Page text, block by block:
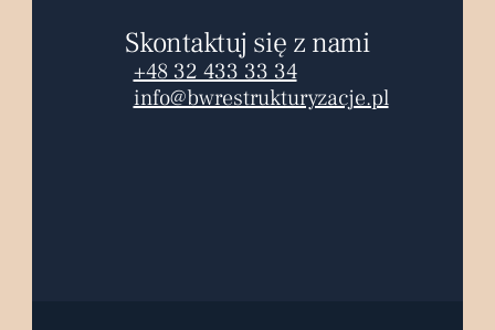
Skontaktuj się z nami
+48 32 433 33 34
info@bwrestrukturyzacje.pl